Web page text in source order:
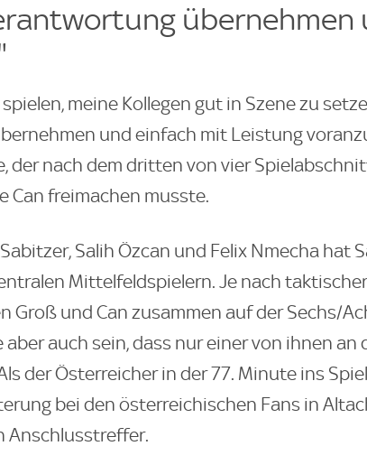
übernehmen
meine Kollegen gut in Szene zu
und einfach mit Leistung
der nach dem dritten von vier
Can freimachen musste.
Salih Özcan und Felix Nmecha hat
Mittelfeldspielern. Je nach taktischer
Groß und Can zusammen auf der Sechs/
auch sein, dass nur einer von ihnen an
der Österreicher in der 77. Minute ins
bei den österreichischen Fans in
Anschlusstreffer.